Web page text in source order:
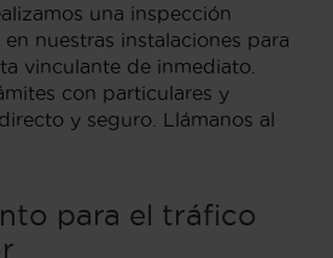
una inspección
nuestras instalaciones para
vinculante de inmediato.
con particulares y
y seguro. Llámanos al
para el tráfico